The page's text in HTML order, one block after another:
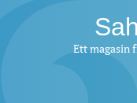
Ett magasin